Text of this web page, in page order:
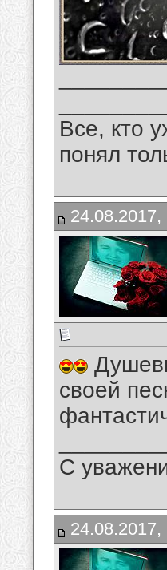
Все, кто
понял
24.08.2017,
своей
С
24.08.2017,